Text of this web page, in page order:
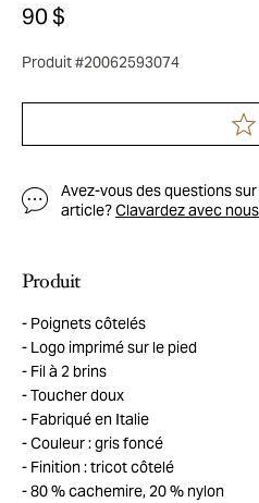
90 $
Produit #20062593074
Avez-vous des questions
article?Clavardez avec nous
Produit
Poignets côtelés
Logo imprimé sur le pied
Fil à 2 brins
Toucher doux
Fabriqué en Italie
Couleur : gris foncé
Finition : tricot côtelé
80 % cachemire, 20 % nylon